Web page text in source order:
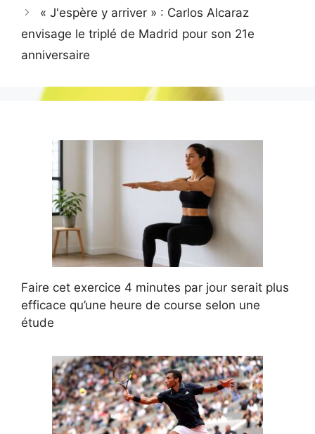
« J'espère y arriver » : Carlos Alcaraz
envisage le triplé de Madrid pour son 21e
anniversaire
Faire cet exercice 4 minutes par jour serait plus
efficace qu’une heure de course selon une
étude